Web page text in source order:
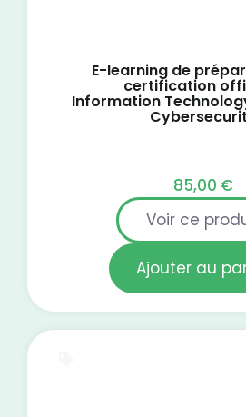
E-learning de
certification
Information
85,00 €
Voir ce
Ajouter au